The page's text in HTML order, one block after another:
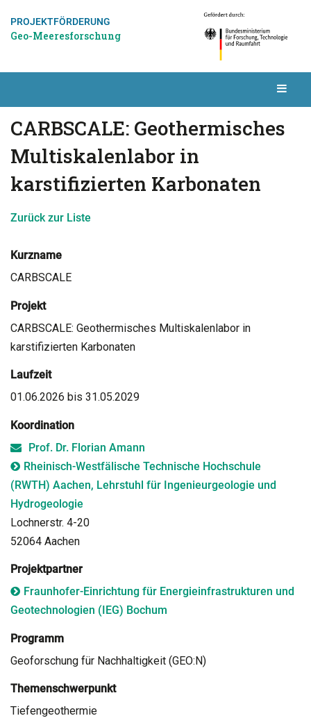
PROJEKTFÖRDERUNG
Geo-Meeresforschung
CARBSCALE: Geothermisches
Multiskalenlabor in
karstifizierten Karbonaten
Zurück zur Liste
Kurzname
CARBSCALE
Projekt
CARBSCALE: Geothermisches Multiskalenlabor in
karstifizierten Karbonaten
Laufzeit
01.06.2026 bis 31.05.2029
Koordination
Prof. Dr. Florian Amann
Rheinisch-Westfälische Technische Hochschule
(RWTH) Aachen, Lehrstuhl für Ingenieurgeologie und
Hydrogeologie
Lochnerstr. 4-20
52064 Aachen
Projektpartner
Fraunhofer-Einrichtung für Energieinfrastrukturen und
Geotechnologien (IEG) Bochum
Programm
Geoforschung für Nachhaltigkeit (GEO:N)
Themenschwerpunkt
Tiefengeothermie